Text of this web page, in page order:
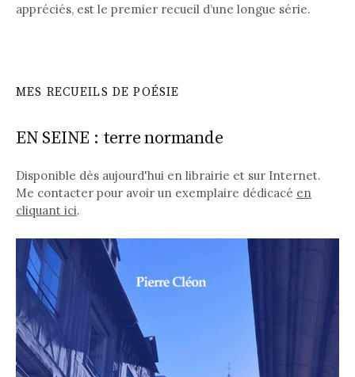
appréciés, est le premier recueil d’une longue série.
MES RECUEILS DE POÉSIE
EN SEINE : terre normande
Disponible dès aujourd'hui en librairie et sur Internet.
Me contacter pour avoir un exemplaire dédicacé en
cliquant ici.